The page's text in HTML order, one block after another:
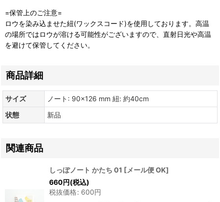
=保管上のご注意=
ロウを染み込ませた紐(ワックスコード)を使用しております。高温
の場所ではロウが溶ける可能性がございますので、直射日光や高温
を避けて保管してください。
商品詳細
サイズ
ノート: 90×126 mm 紐: 約40cm
状態
新品
関連商品
しっぽノート かたち 01 [メール便 OK]
660円(税込)
税抜価格: 600円